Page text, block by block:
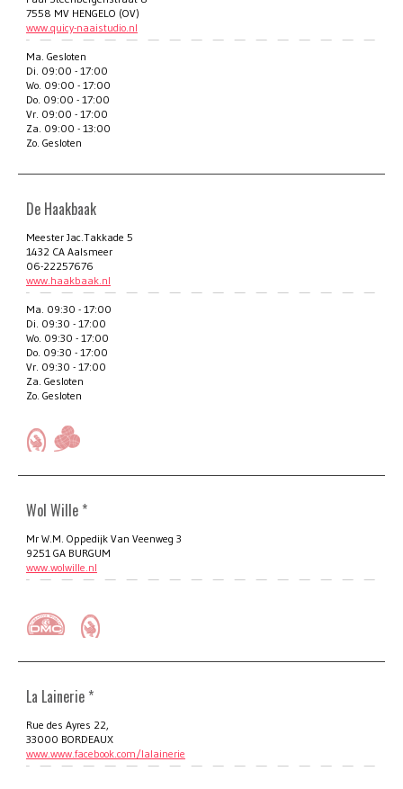
7558 MV HENGELO (OV)
www.quicy-naaistudio.nl
Ma. Gesloten
Di. 09:00 - 17:00
Wo. 09:00 - 17:00
Do. 09:00 - 17:00
Vr. 09:00 - 17:00
Za. 09:00 - 13:00
Zo. Gesloten
De Haakbaak
Meester Jac.Takkade 5
1432 CA Aalsmeer
06-22257676
www.haakbaak.nl
Ma. 09:30 - 17:00
Di. 09:30 - 17:00
Wo. 09:30 - 17:00
Do. 09:30 - 17:00
Vr. 09:30 - 17:00
Za. Gesloten
Zo. Gesloten
Wol Wille *
Mr W.M. Oppedijk Van Veenweg 3
9251 GA BURGUM
www.wolwille.nl
La Lainerie *
Rue des Ayres 22,
33000 BORDEAUX
www.www.facebook.com/lalainerie